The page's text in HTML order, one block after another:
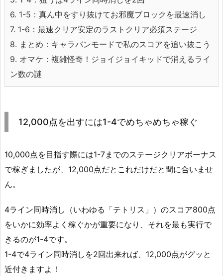
6. 1-5：真ん中をすり抜けてお邪魔ブロックを最速消し
7. 1-6：最速クリア安定のラストクリア必須ステージ
8. まとめ：キャラバンモードで私のスコアを追い抜こう
9. オマケ：複雑怪奇！ジョイジョイキッドで消えるライ
ン数の謎
12,000点を出すには1-4でめちゃめちゃ稼ぐ
10,000点を目指す際には1-7までのステージクリアボーナス
で稼ぎましたが、12,000点だとこれだけだと間に合いませ
ん。
4ライン同時消し（いわゆる「テトリス」）のスコア800点
をいかに効率よく稼ぐかが重要になり、それを最も実行で
きるのが1-4です。
1-4で4ライン同時消しを2回出来れば、12,000点がグッと
近付きますよ！